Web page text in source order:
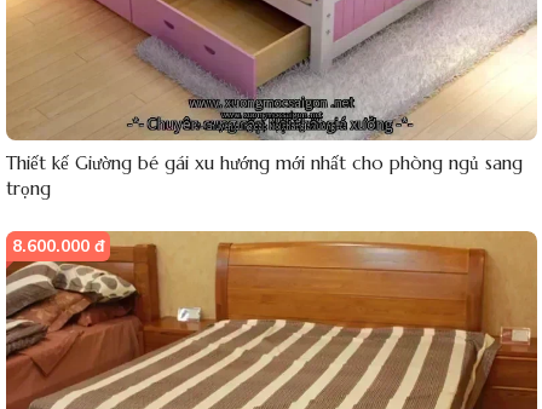
Thiết kế Giường bé gái xu hướng mới nhất cho phòng ngủ sang
trọng
8.600.000 đ